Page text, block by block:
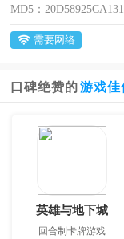
MD5：
需要网络
口碑绝赞的 游戏佳
英雄与地下城
回合制卡牌游戏